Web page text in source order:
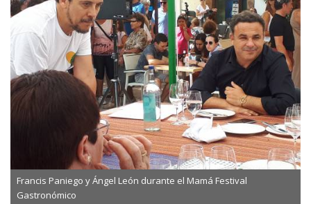
Francis Paniego y Ángel León durante el Mamá Festival
Gastronómico